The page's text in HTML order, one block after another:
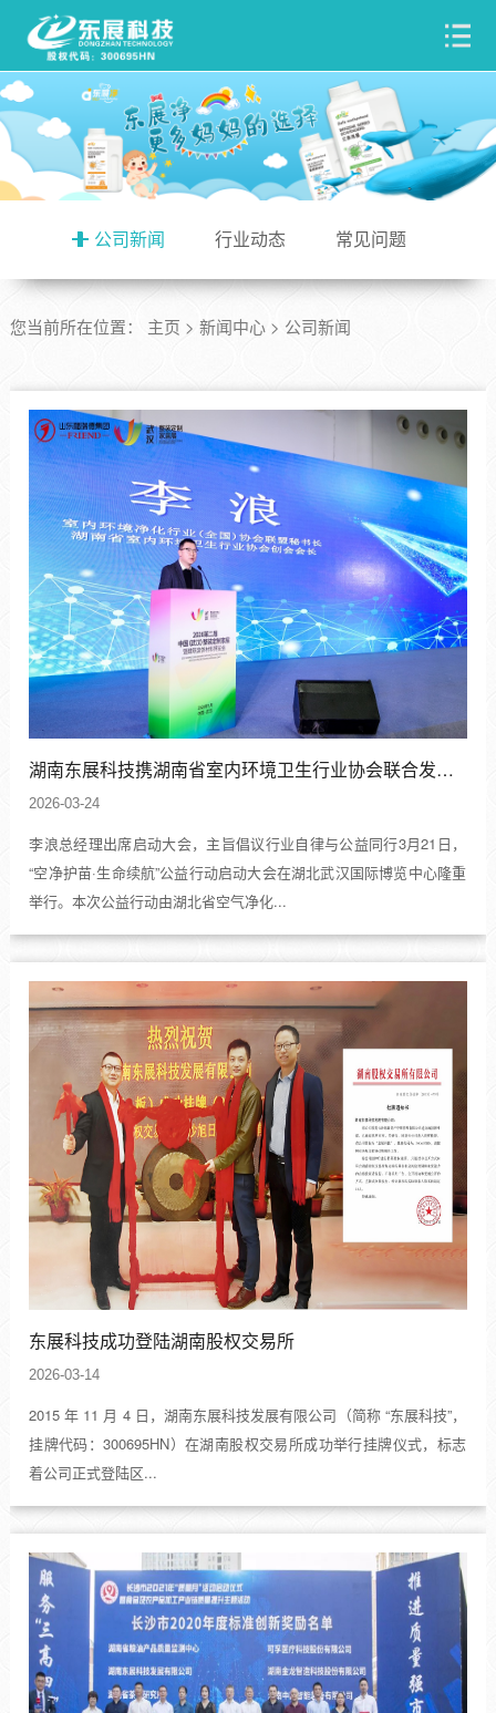
公司新闻 行业动态 常见问题
您当前所在位置： 主页 > 新闻中心> 公司新闻
湖南东展科技携湖南省室内环境卫生行业协会联合发起“空净护苗·生命续航”公益行动
2026-03-24
李浪总经理出席启动大会，主旨倡议行业自律与公益同行3月21日，
“空净护苗·生命续航”公益行动启动大会在湖北武汉国际博览中心隆重
举行。本次公益行动由湖北省空气净化...
东展科技成功登陆湖南股权交易所
2026-03-14
2015 年 11 月 4 日，湖南东展科技发展有限公司（简称 “东展科技”，
挂牌代码：300695HN）在湖南股权交易所成功举行挂牌仪式，标志
着公司正式登陆区...